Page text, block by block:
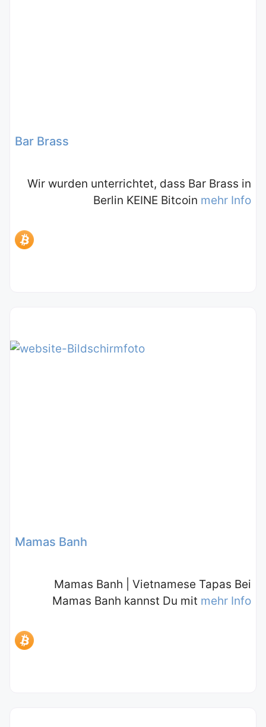
Bar Brass
Wir wurden unterrichtet, dass Bar Brass in
Berlin KEINE Bitcoin mehr Info
Mamas Banh
Mamas Banh | Vietnamese Tapas Bei
Mamas Banh kannst Du mit mehr Info